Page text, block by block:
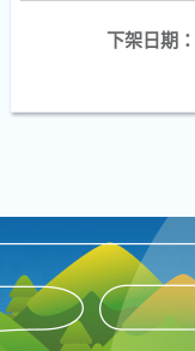
下架日期：